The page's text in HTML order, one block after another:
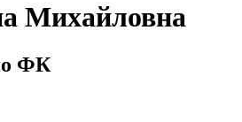
Михайловна
ФК